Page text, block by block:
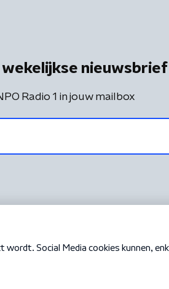
wekelijkse nieuwsbrief
Radio 1 in jouw mailbox